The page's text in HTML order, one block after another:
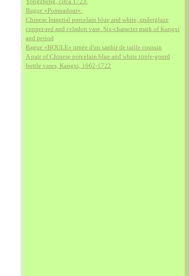
Bague «Pompadour».
Chinese Imperial porcelain blue and white, underglaze
copper-red and celadon vase. Six-character mark of Kangxi
and period
Bague «BOULE» ornée d'un saphir de taille coussin
A pair of Chinese porcelain blue and white triple-gourd
bottle vases, Kangxi, 1662-1722